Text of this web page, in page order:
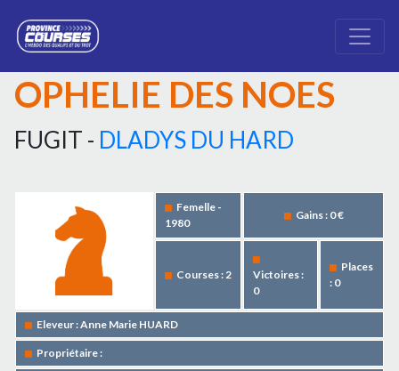
OPHELIE DES NOES
FUGIT - DLADYS DU HARD
Femelle -
1980
Gains : 0 €
Courses : 2
Victoires :
0
Places
: 0
Eleveur : Anne Marie HUARD
Propriétaire :